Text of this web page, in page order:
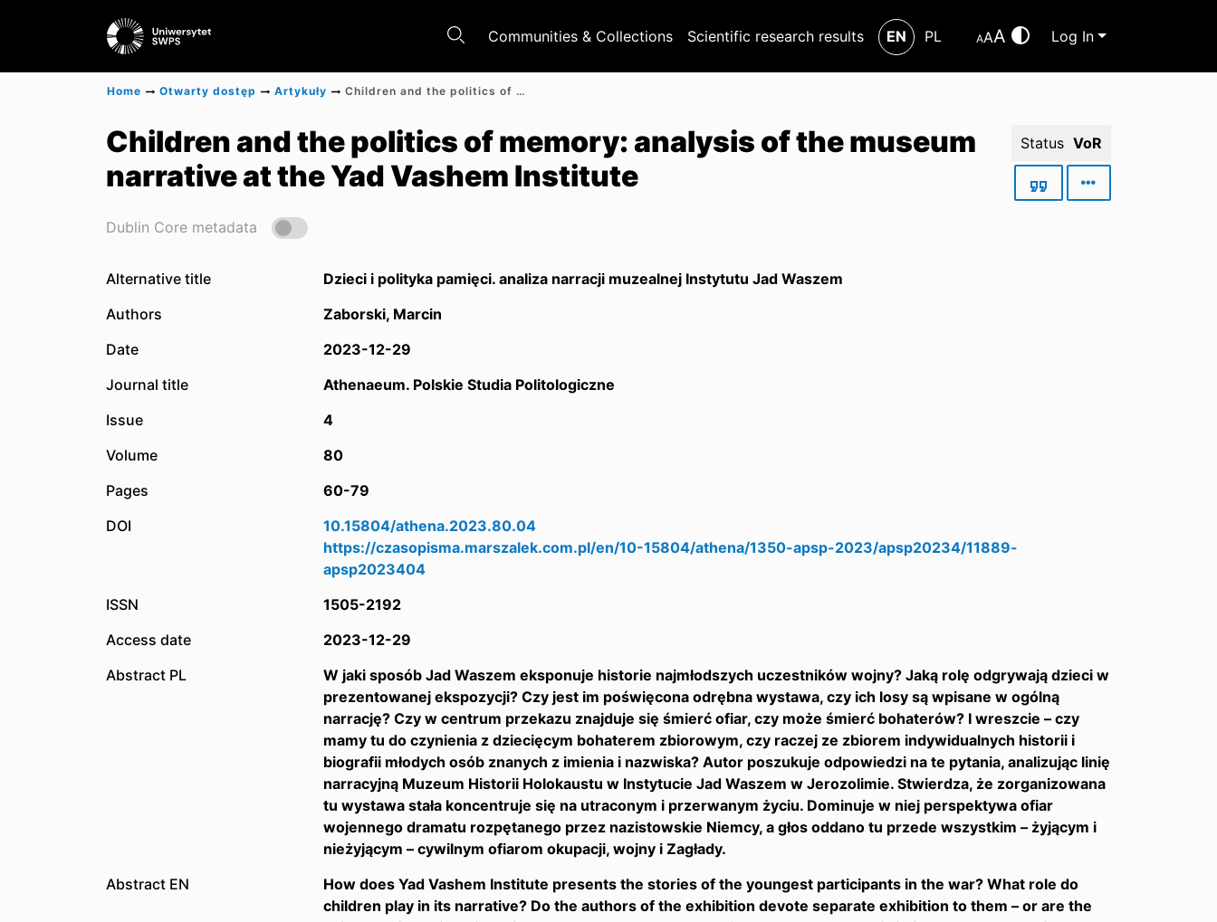
Communities & Collections Scientific research results EN PL AAA Log In
Home Otwarty dostęp Artykuły Children and the politics of memory: analysis of the museum narrative at the Yad Vashem Institute
Children and the politics of memory: analysis of the museum
narrative at the Yad Vashem Institute
Status VoR
Dublin Core metadata
Alternative title
Dzieci i polityka pamięci. analiza narracji muzealnej Instytutu Jad Waszem
Authors
Zaborski, Marcin
Date
2023-12-29
Journal title
Athenaeum. Polskie Studia Politologiczne
Issue
4
Volume
80
Pages
60-79
DOI
10.15804/athena.2023.80.04
https://czasopisma.marszalek.com.pl/en/10-15804/athena/1350-apsp-2023/apsp20234/11889-
apsp2023404
ISSN
1505-2192
Access date
2023-12-29
Abstract PL
W jaki sposób Jad Waszem eksponuje historie najmłodszych uczestników wojny? Jaką rolę odgrywają dzieci w
prezentowanej ekspozycji? Czy jest im poświęcona odrębna wystawa, czy ich losy są wpisane w ogólną
narrację? Czy w centrum przekazu znajduje się śmierć ofiar, czy może śmierć bohaterów? I wreszcie – czy
mamy tu do czynienia z dziecięcym bohaterem zbiorowym, czy raczej ze zbiorem indywidualnych historii i
biografii młodych osób znanych z imienia i nazwiska? Autor poszukuje odpowiedzi na te pytania, analizując linię
narracyjną Muzeum Historii Holokaustu w Instytucie Jad Waszem w Jerozolimie. Stwierdza, że zorganizowana
tu wystawa stała koncentruje się na utraconym i przerwanym życiu. Dominuje w niej perspektywa ofiar
wojennego dramatu rozpętanego przez nazistowskie Niemcy, a głos oddano tu przede wszystkim – żyjącym i
nieżyjącym – cywilnym ofiarom okupacji, wojny i Zagłady.
Abstract EN
How does Yad Vashem Institute presents the stories of the youngest participants in the war? What role do
children play in its narrative? Do the authors of the exhibition devote separate exhibition to them – or are the